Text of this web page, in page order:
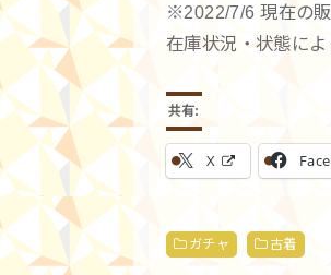
※2022/7/6 現在の販
在庫状況・状態によ
共有:
X
ガチャ 古着